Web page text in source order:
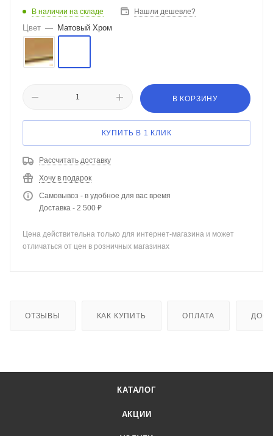
В наличии на складе Нашли дешевле?
Цвет — Матовый Хром
В КОРЗИНУ
КУПИТЬ В 1 КЛИК
Рассчитать доставку
Хочу в подарок
Самовывоз - в удобное для вас время
Доставка - 2 500 ₽
Цена действительна только для интернет-магазина и может
отличаться от цен в розничных магазинах
ОТЗЫВЫ КАК КУПИТЬ ОПЛАТА
КАТАЛОГ
АКЦИИ